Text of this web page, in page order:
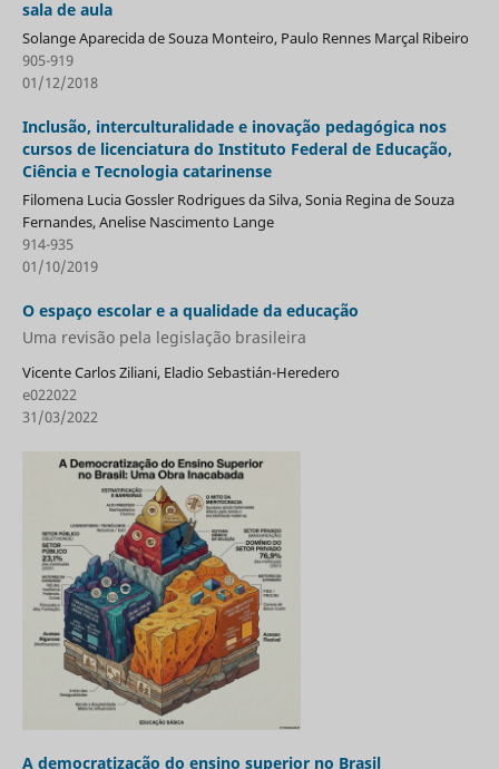
sala de aula
Solange Aparecida de Souza Monteiro, Paulo Rennes Marçal Ribeiro
905-919
01/12/2018
Inclusão, interculturalidade e inovação pedagógica nos
cursos de licenciatura do Instituto Federal de Educação,
Ciência e Tecnologia catarinense
Filomena Lucia Gossler Rodrigues da Silva, Sonia Regina de Souza
Fernandes, Anelise Nascimento Lange
914-935
01/10/2019
O espaço escolar e a qualidade da educação
Uma revisão pela legislação brasileira
Vicente Carlos Ziliani, Eladio Sebastián-Heredero
e022022
31/03/2022
A democratização do ensino superior no Brasil